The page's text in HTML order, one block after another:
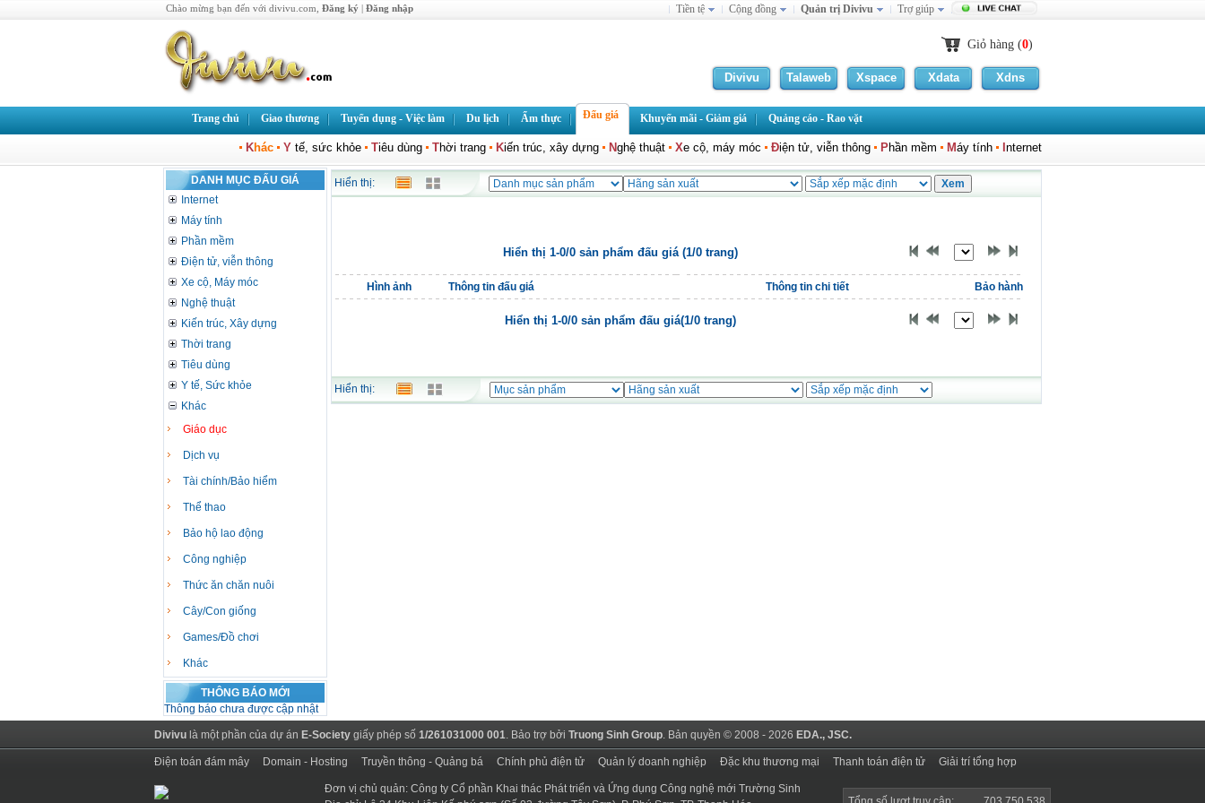
Chào mừng bạn đến với divivu.com, Đăng ký | Đăng nhập Tiền tệ Cộng đồng Quản trị Divivu Trợ giúp
Giỏ hàng (0)
Divivu Talaweb Xspace Xdata Xdns
Trang chủ Giao thương Tuyển dụng - Việc làm Du lịch Ẩm thực Đấu giá Khuyến mãi - Giảm giá Quảng cáo - Rao vặt
nternet
Máy tính
Phần mềm
Điện tử, viễn thông
Xe cộ, máy móc
Nghệ thuật
Kiến trúc, xây dựng
Thời trang
Tiêu dùng
Y tế, sức khỏe
Khác
DANH MỤC ĐẤU GIÁ
Internet
Máy tính
Phần mềm
Điện tử, viễn thông
Xe cộ, Máy móc
Nghệ thuật
Kiến trúc, Xây dựng
Thời trang
Tiêu dùng
Y tế, Sức khỏe
Khác
Giáo dục
Dịch vụ
Tài chính/Bảo hiểm
Thể thao
Bảo hộ lao động
Công nghiệp
Thức ăn chăn nuôi
Cây/Con giống
Games/Đồ chơi
Khác
THÔNG BÁO MỚI
Thông báo chưa được cập nhật
Hiển thị:
Hiển thị 1-0/0 sản phẩm đấu giá (1/0 trang)
Hình ảnh Thông tin đấu giá Thông tin chi tiết Bảo hành
Hiển thị 1-0/0 sản phẩm đấu giá(1/0 trang)
Hiển thị:
Divivu là một phần của dự án E-Society giấy phép số 1/261031000 001. Bảo trợ bởi Truong Sinh Group. Bản quyền © 2008 - 2026 EDA., JSC.
Điện toán đám mây Domain - Hosting Truyền thông - Quảng bá Chính phủ điện tử Quản lý doanh nghiệp Đặc khu thương mại Thanh toán điện tử Giải trí tổng hợp
Đơn vị chủ quản: Công ty Cổ phần Khai thác Phát triển và Ứng dụng Công nghệ mới Trường Sinh